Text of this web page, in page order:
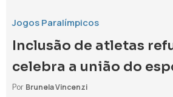
Jogos Paralímpicos
Inclusão de atletas
celebra a união do
Por Brunela Vincenzi